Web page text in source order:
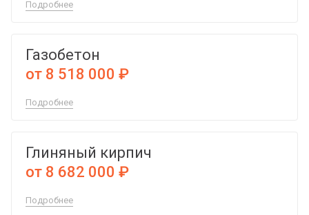
Подробнее
Газобетон
от 8 518 000 ₽
Подробнее
Глиняный кирпич
от 8 682 000 ₽
Подробнее